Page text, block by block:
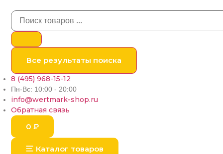
Все результаты поиска
8 (495) 968-15-12
Пн-Вс: 10:00 - 20:00
info@wertmark-shop.ru
Обратная связь
0 ₽
Каталог товаров